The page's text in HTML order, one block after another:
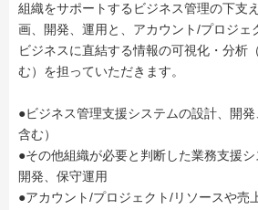
組織をサポートするビジネス管理の下支
画、開発、運用と、アカウント/プロジェ
ビジネスに直結する情報の可視化・分析
む）を担っていただきます。
●ビジネス管理支援システムの設計、開
含む）
●その他組織が必要と判断した業務支援シ
開発、保守運用
●アカウント/プロジェクト/リソースや売